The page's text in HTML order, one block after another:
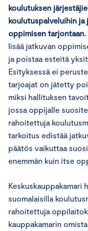
koulutuksen
koulutuspalveluihin
oppimisen tarjontaan.
lisää jatkuvan
ja poistaa esteitä
Esityksessä ei
tarjoajat on jätetty
miksi hallituksen
jossa oppijalle
rahoitettuja
tarkoitus edistää
päätös vaikuttaa
enemmän kuin itse
Keskuskauppakamari
suomalaisilla
rahoitettuja
kauppakamarin